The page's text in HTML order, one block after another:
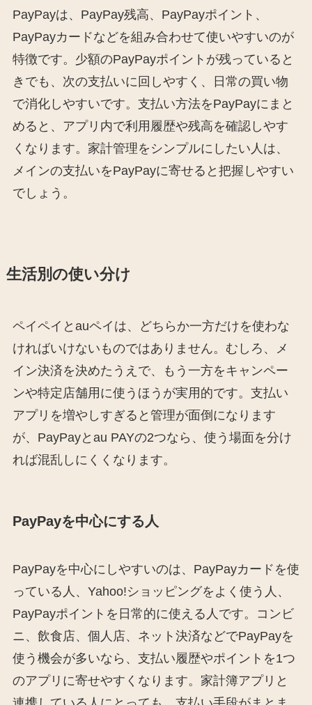
PayPayは、PayPay残高、PayPayポイント、
PayPayカードなどを組み合わせて使いやすいのが
特徴です。少額のPayPayポイントが残っていると
きでも、次の支払いに回しやすく、日常の買い物
で消化しやすいです。支払い方法をPayPayにまと
めると、アプリ内で利用履歴や残高を確認しやす
くなります。家計管理をシンプルにしたい人は、
メインの支払いをPayPayに寄せると把握しやすい
でしょう。
生活別の使い分け
ペイペイとauペイは、どちらか一方だけを使わな
ければいけないものではありません。むしろ、メ
イン決済を決めたうえで、もう一方をキャンペー
ンや特定店舗用に使うほうが実用的です。支払い
アプリを増やしすぎると管理が面倒になります
が、PayPayとau PAYの2つなら、使う場面を分け
れば混乱しにくくなります。
PayPayを中心にする人
PayPayを中心にしやすいのは、PayPayカードを使
っている人、Yahoo!ショッピングをよく使う人、
PayPayポイントを日常的に使える人です。コンビ
ニ、飲食店、個人店、ネット決済などでPayPayを
使う機会が多いなら、支払い履歴やポイントを1つ
のアプリに寄せやすくなります。家計簿アプリと